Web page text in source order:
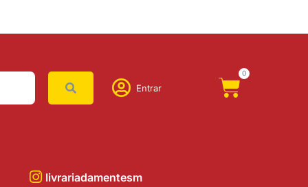
Entrar
0
livrariadamentesm